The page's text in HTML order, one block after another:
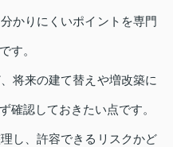
かりにくいポイントを専門
す。
将来の建て替えや増改築に
確認しておきたい点です。
し、許容できるリスクかど